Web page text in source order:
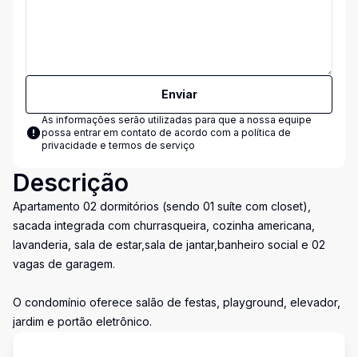
Enviar
As informações serão utilizadas para que a nossa equipe
possa entrar em contato de acordo com a política de
privacidade e termos de serviço
Descrição
Apartamento 02 dormitórios (sendo 01 suíte com closet),
sacada integrada com churrasqueira, cozinha americana,
lavanderia, sala de estar,sala de jantar,banheiro social e 02
vagas de garagem.
O condomínio oferece salão de festas, playground, elevador,
jardim e portão eletrônico.